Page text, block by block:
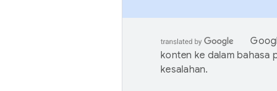
konten ke dalam bahasa
kesalahan.